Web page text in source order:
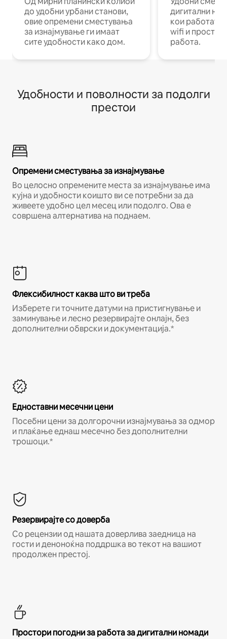
до удобни урбани станови,
овие опремени сместувања
за изнајмување ги имаат
сите удобности како дом.
дигитални
кои работат
wifi и
работа.
Удобности и поволности за подолги
престои
Опремени сместувања за изнајмување
Во целосно опремените места за изнајмување има
кујна и удобности коишто ви се потребни за да
живеете удобно цел месец или подолго. Ова е
совршена алтернатива на поднаем.
Флексибилност каква што ви треба
Изберете ги точните датуми на пристигнување и
заминување и лесно резервирајте онлајн, без
дополнителни обврски и документација.*
Едноставни месечни цени
Посебни цени за долгорочни изнајмувања за одмор
и плаќање еднаш месечно без дополнителни
трошоци.*
Резервирајте со доверба
Со рецензии од нашата доверлива заедница на
гости и деноноќна поддршка во текот на вашиот
продолжен престој.
Простори погодни за работа за дигитални номади